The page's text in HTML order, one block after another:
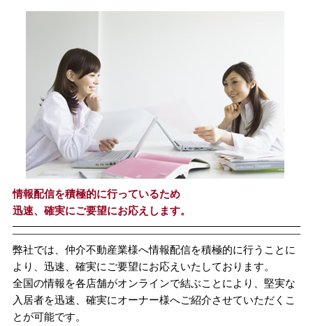
情報配信を積極的に行っているため
迅速、確実にご要望にお応えします。
弊社では、仲介不動産業様へ情報配信を積極的に行うことに
より、迅速、確実にご要望にお応えいたしております。
全国の情報を各店舗がオンラインで結ぶことにより、堅実な
入居者を迅速、確実にオーナー様へご紹介させていただくこ
とが可能です。